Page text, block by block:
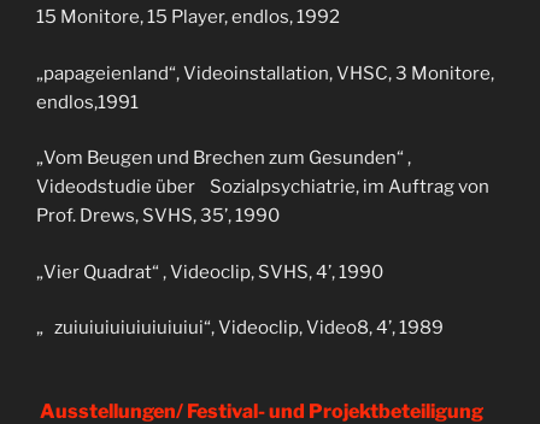
15 Monitore, 15 Player, endlos, 1992
„papageienland“, Videoinstallation, VHSC, 3 Monitore,
endlos,1991
„Vom Beugen und Brechen zum Gesunden“ ,
Videodstudie über Sozialpsychiatrie, im Auftrag von
Prof. Drews, SVHS, 35’, 1990
„Vier Quadrat“ , Videoclip, SVHS, 4’, 1990
„ zuiuiuiuiuiuiuiuiui“, Videoclip, Video8, 4’, 1989
Ausstellungen/ Festival- und Projektbeteiligung